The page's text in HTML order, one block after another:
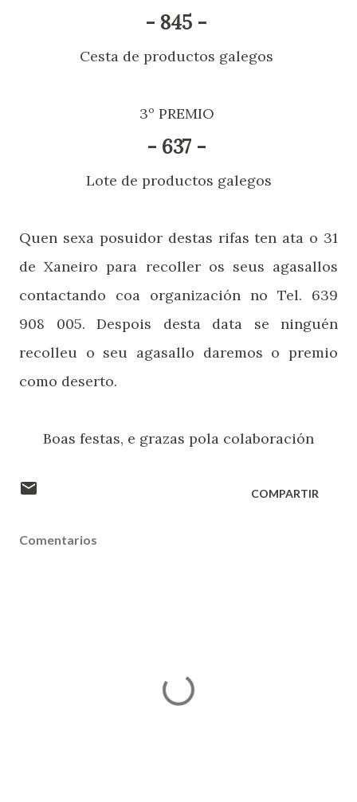
- 845 -
Cesta de productos galegos
3º PREMIO
- 637 -
Lote de productos galegos
Quen sexa posuidor destas rifas ten ata o 31
de Xaneiro para recoller os seus agasallos
contactando coa organización no Tel. 639
908 005. Despois desta data se ninguén
recolleu o seu agasallo daremos o premio
como deserto.
Boas festas, e grazas pola colaboración
COMPARTIR
Comentarios